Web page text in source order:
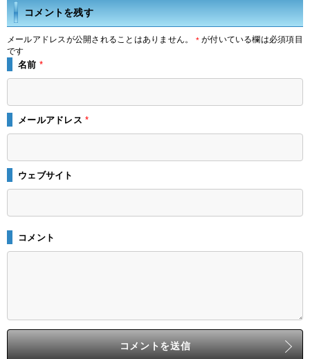
コメントを残す
メールアドレスが公開されることはありません。 *が付いている欄は必須項目
です
名前 *
メールアドレス*
ウェブサイト
コメント